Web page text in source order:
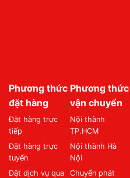
Phương thức
đặt hàng
Đặt hàng trực
tiếp
Đặt hàng trực
tuyến
Đặt dịch vụ qua
Phương thức
vận chuyển
Nội thành
TP.HCM
Nội thành Hà
Nội
Chuyển phát